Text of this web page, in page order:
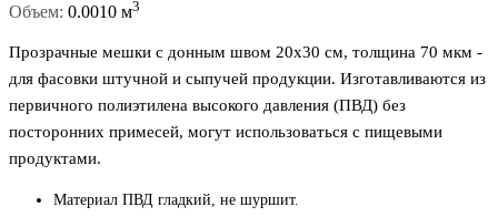
Объем: 0.0010 м3
Прозрачные мешки с донным швом 20x30 см, толщина 70 мкм -
для фасовки штучной и сыпучей продукции. Изготавливаются из
первичного полиэтилена высокого давления (ПВД) без
посторонних примесей, могут использоваться с пищевыми
продуктами.
Материал ПВД гладкий, не шуршит.